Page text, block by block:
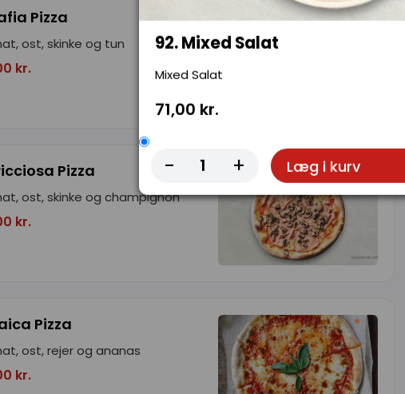
Pizza
ost, skinke og tun
kr.
Pizza
ost, skinke og champignon
kr.
Pizza
ost, rejer og ananas
kr.
92. Mixed Salat
Mixed Salat
71,00 kr.
- + Læg i kurv